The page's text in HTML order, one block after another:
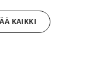
KAIKKI